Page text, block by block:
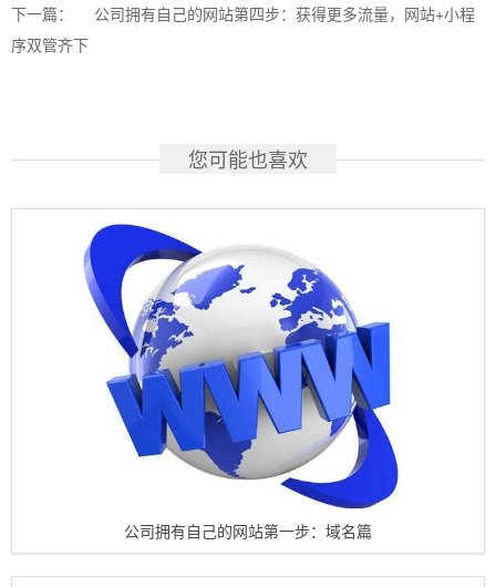
下一篇：
公司拥有自己的网站第四步：获得更多流量，网站+小程
序双管齐下
您可能也喜欢
公司拥有自己的网站第一步：域名篇